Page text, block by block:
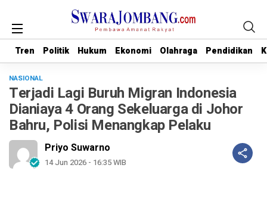
Tren Politik Hukum Ekonomi Olahraga Pendidikan
Tren Politik Hukum Ekonomi Olahraga Pendidikan
NASIONAL
Terjadi Lagi Buruh Migran Indonesia
Dianiaya 4 Orang Sekeluarga di Johor
Bahru, Polisi Menangkap Pelaku
Priyo Suwarno
14 Jun 2026 - 16:35 WIB